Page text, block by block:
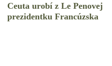
Ceuta urobí z Le Penovej
prezidentku Francúzska